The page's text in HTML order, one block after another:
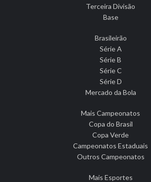
Terceira Divisão
Base
Brasileirão
Série A
Série B
Série C
Série D
Mercado da Bola
Mais Campeonatos
Copa do Brasil
Copa Verde
Campeonatos Estaduais
Outros Campeonatos
Mais Esportes